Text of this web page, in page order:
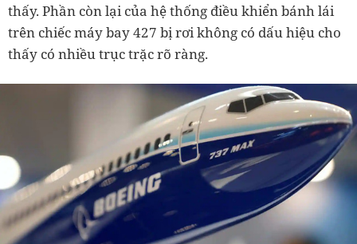
thấy. Phần còn lại của hệ thống điều khiển bánh lái
trên chiếc máy bay 427 bị rơi không có dấu hiệu cho
thấy có nhiều trục trặc rõ ràng.